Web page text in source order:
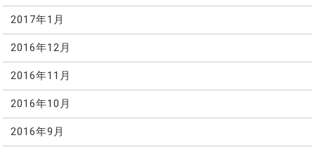
2017年1月
2016年12月
2016年11月
2016年10月
2016年9月